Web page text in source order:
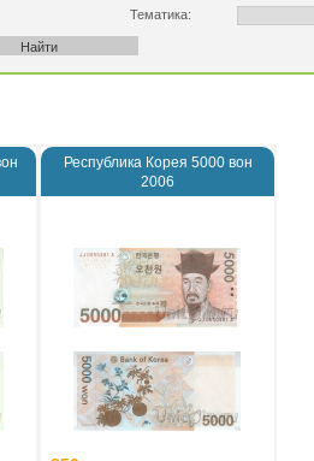
Тематика:
Республика Корея 5000 вон
2006